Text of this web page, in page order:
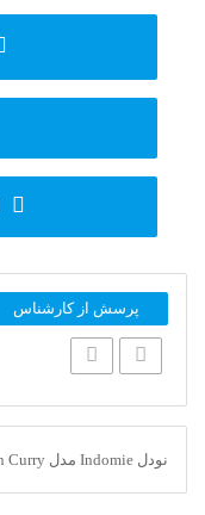
پرسش از کارشناس
نودل Indomie مدل Chicken Curry بسته 5 عددی